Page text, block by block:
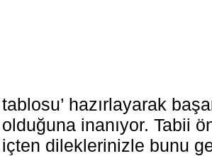
tablosu’ hazırlayarak
olduğuna inanıyor. Tabii
içten dileklerinizle bunu